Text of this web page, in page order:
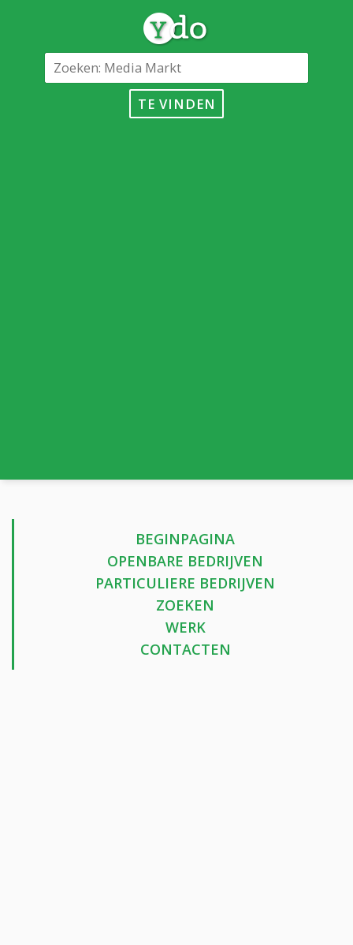
TE VINDEN
BEGINPAGINA
OPENBARE BEDRIJVEN
PARTICULIERE BEDRIJVEN
ZOEKEN
WERK
CONTACTEN